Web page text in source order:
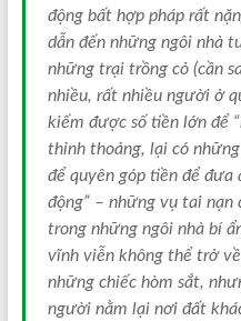
động bất hợp pháp rất
dẫn đến những ngôi nhà
những trại trồng cỏ (cần
nhiều, rất nhiều người ở
kiếm được số tiền lớn để
thỉnh thoảng, lại có
để quyên góp tiền để
động” – những vụ tai
trong những ngôi nhà bí
vĩnh viễn không thể trở
những chiếc hòm sắt,
người nằm lại nơi đất